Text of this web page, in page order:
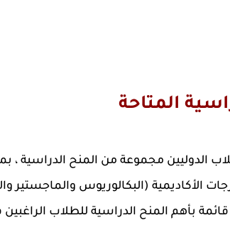
المتاحة
الدوليين مجموعة من المنح الدراسية ،
الأكاديمية (البكالوريوس والماجستير
بأهم المنح الدراسية للطلاب